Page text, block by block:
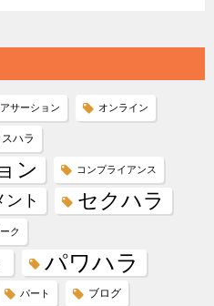
アサーション オンライン
スハラ
ン コンプライアンス
ト セクハラ
ク
パワハラ
パート ブログ